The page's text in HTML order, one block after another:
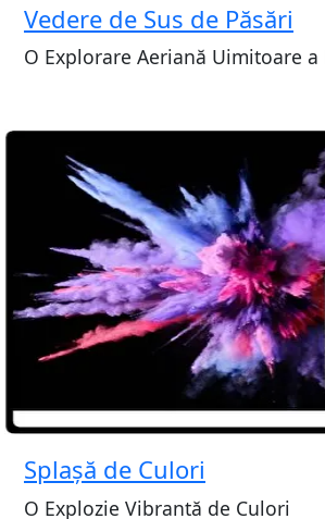
Vedere de Sus de Păsări
O Explorare Aeriană Uimitoare a
Splașă de Culori
O Explozie Vibrantă de Culori